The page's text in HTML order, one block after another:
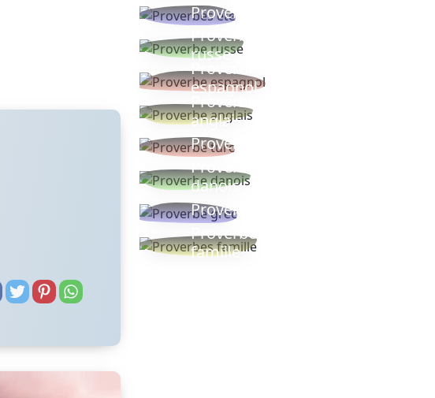
Proverbes ete
Proverbe
russe
Proverbe
espagnol
Proverbe
anglais
Proverbe turc
Proverbe
danois
Proverbe grec
Proverbes
famille